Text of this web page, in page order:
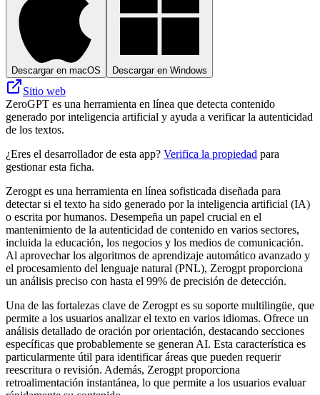
Descargar en macOS Descargar en Windows
Sitio web
ZeroGPT es una herramienta en línea que detecta contenido
generado por inteligencia artificial y ayuda a verificar la autenticidad
de los textos.
¿Eres el desarrollador de esta app? Verifica la propiedad para
gestionar esta ficha.
Zerogpt es una herramienta en línea sofisticada diseñada para
detectar si el texto ha sido generado por la inteligencia artificial (IA)
o escrita por humanos. Desempeña un papel crucial en el
mantenimiento de la autenticidad de contenido en varios sectores,
incluida la educación, los negocios y los medios de comunicación.
Al aprovechar los algoritmos de aprendizaje automático avanzado y
el procesamiento del lenguaje natural (PNL), Zerogpt proporciona
un análisis preciso con hasta el 99% de precisión de detección.
Una de las fortalezas clave de Zerogpt es su soporte multilingüe, que
permite a los usuarios analizar el texto en varios idiomas. Ofrece un
análisis detallado de oración por orientación, destacando secciones
específicas que probablemente se generan AI. Esta característica es
particularmente útil para identificar áreas que pueden requerir
reescritura o revisión. Además, Zerogpt proporciona
retroalimentación instantánea, lo que permite a los usuarios evaluar